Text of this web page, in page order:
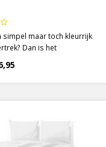
simpel maar toch kleurrijk
Dan is het
Bella een goede optie! Dit
heeft een witte basis, wat
de ontspanning van je